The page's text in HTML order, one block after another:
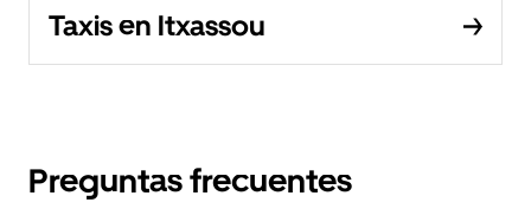
Taxis en Itxassou
Preguntas frecuentes